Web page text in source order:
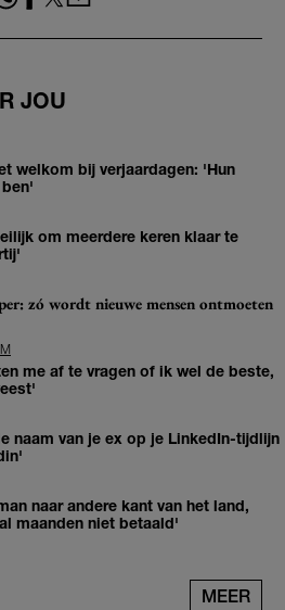
JOU
welkom bij verjaardagen: 'Hun
om meerdere keren klaar te
zó wordt nieuwe mensen ontmoeten
me af te vragen of ik wel de beste,
naam van je ex op je LinkedIn-tijdlijn
naar andere kant van het land,
maanden niet betaald'
MEER